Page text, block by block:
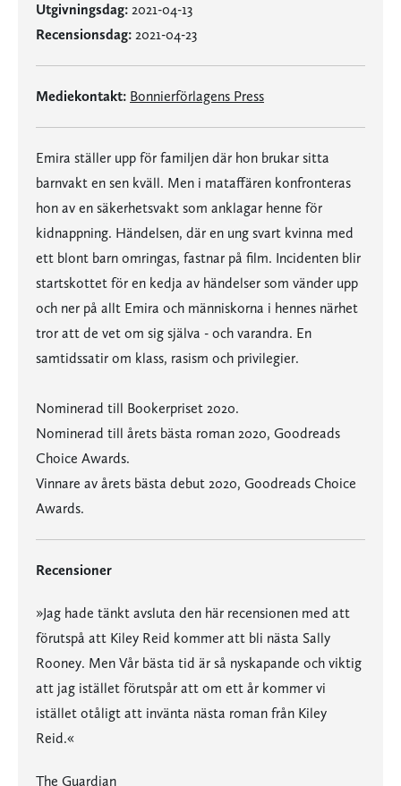
Utgivningsdag: 2021-04-13
Recensionsdag: 2021-04-23
Mediekontakt: Bonnierförlagens Press
Emira ställer upp för familjen där hon brukar sitta
barnvakt en sen kväll. Men i mataffären konfronteras
hon av en säkerhetsvakt som anklagar henne för
kidnappning. Händelsen, där en ung svart kvinna med
ett blont barn omringas, fastnar på film. Incidenten blir
startskottet för en kedja av händelser som vänder upp
och ner på allt Emira och människorna i hennes närhet
tror att de vet om sig själva - och varandra. En
samtidssatir om klass, rasism och privilegier.
Nominerad till Bookerpriset 2020.
Nominerad till årets bästa roman 2020, Goodreads
Choice Awards.
Vinnare av årets bästa debut 2020, Goodreads Choice
Awards.
Recensioner
»Jag hade tänkt avsluta den här recensionen med att
förutspå att Kiley Reid kommer att bli nästa Sally
Rooney. Men Vår bästa tid är så nyskapande och viktig
att jag istället förutspår att om ett år kommer vi
istället otåligt att invänta nästa roman från Kiley
Reid.«
The Guardian